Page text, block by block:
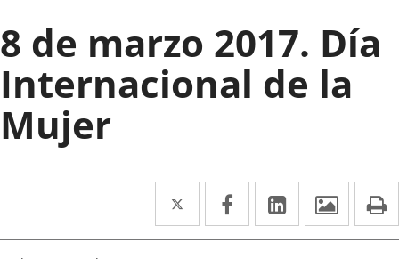
de
Valladolid
8 de marzo 2017. Día
Internacional de la
Mujer
Twitter
Enlace
a
Facebook
Enlace
a
LinkedIn
Enlace
a